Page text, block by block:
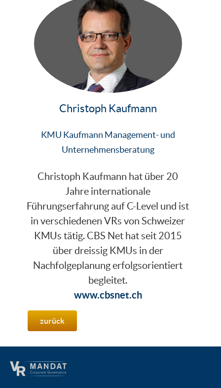
Christoph Kaufmann
KMU Kaufmann Management- und
Unternehmensberatung
Christoph Kaufmann hat über 20
Jahre internationale
Führungserfahrung auf C-Level und ist
in verschiedenen VRs von Schweizer
KMUs tätig. CBS Net hat seit 2015
über dreissig KMUs in der
Nachfolgeplanung erfolgsorientiert
begleitet.
www.cbsnet.ch
zurück